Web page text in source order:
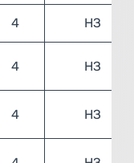
4 НЗ
4 НЗ
4 НЗ